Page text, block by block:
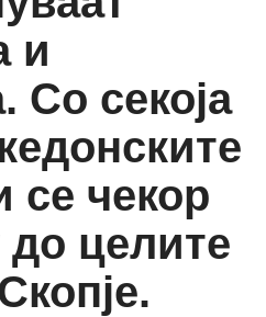
и
Со секоја
се чекор
целите